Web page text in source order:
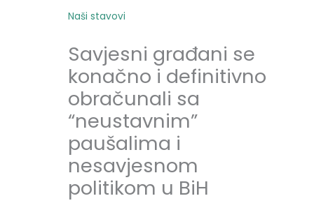
Naši stavovi
Savjesni građani se
konačno i definitivno
obračunali sa
“neustavnim”
paušalima i
nesavjesnom
politikom u BiH